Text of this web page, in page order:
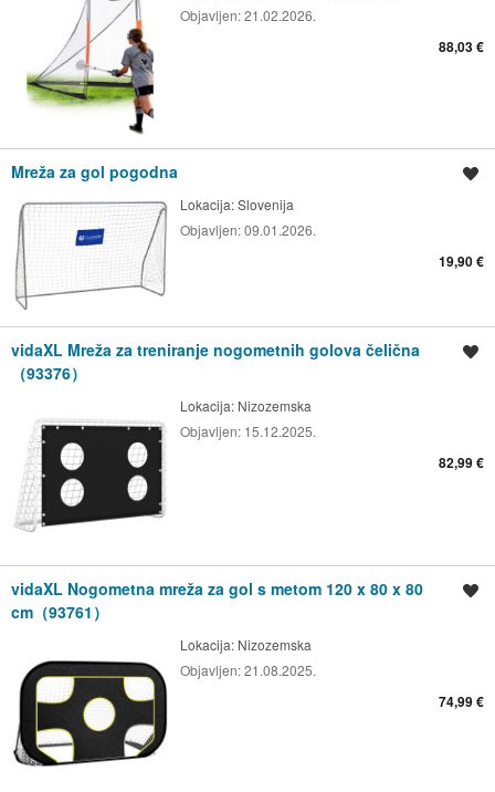
Objavljen:21.02.2026.
88,03 €
Mreža za gol pogodna
Lokacija:Slovenija
Objavljen:09.01.2026.
19,90 €
vidaXL Mreža za treniranje nogometnih golova čelična
（93376）
Lokacija: Nizozemska
Objavljen: 15.12.2025.
82,99 €
vidaXL Nogometna mreža za gol s metom 120 x 80 x 80
cm（93761）
Lokacija: Nizozemska
Objavljen:21.08.2025.
74,99 €